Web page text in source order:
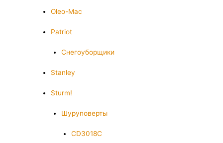
Oleo-Mac
Patriot
Снегоуборщики
Stanley
Sturm!
Шуруповерты
CD3018C